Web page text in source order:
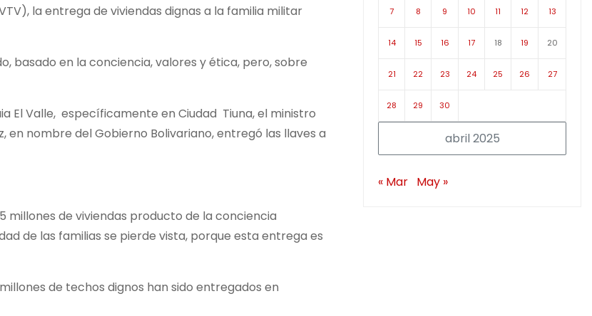
la entrega de viviendas dignas a la familia militar
basado en la conciencia, valores y ética, pero, sobre
El Valle, específicamente en Ciudad Tiuna, el ministro
en nombre del Gobierno Bolivariano, entregó las llaves a
millones de viviendas producto de la conciencia
de las familias se pierde vista, porque esta entrega es
de techos dignos han sido entregados en
abril 2025
7 8 9 10 11 12 13
14 15 16 17 18 19 20
21 22 23 24 25 26 27
28 29 30
« Mar May »